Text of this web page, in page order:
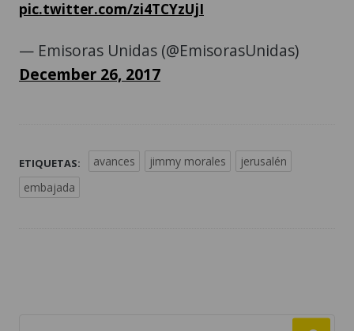
pic.twitter.com/zi4TCYzUjI
— Emisoras Unidas (@EmisorasUnidas)
December 26, 2017
ETIQUETAS: avances jimmy morales
jerusalén
embajada